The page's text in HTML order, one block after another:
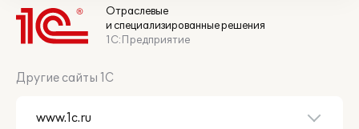
Отраслевые
и специализированные решения
1С:Предприятие
Другие сайты 1С